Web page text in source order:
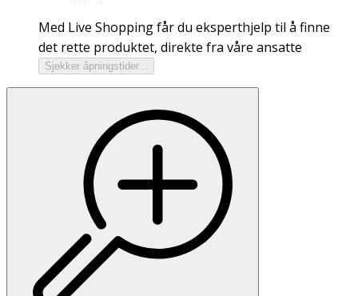
Med Live Shopping får du eksperthjelp til å finne
det rette produktet, direkte fra våre ansatte
Sjekker åpningstider...